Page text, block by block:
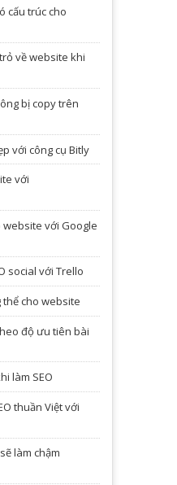
cấu trúc cho
về website khi
bị copy trên
với công cụ Bitly
với
website với Google
social với Trello
thể cho website
độ ưu tiên bài
làm SEO
thuần Việt với
làm chậm